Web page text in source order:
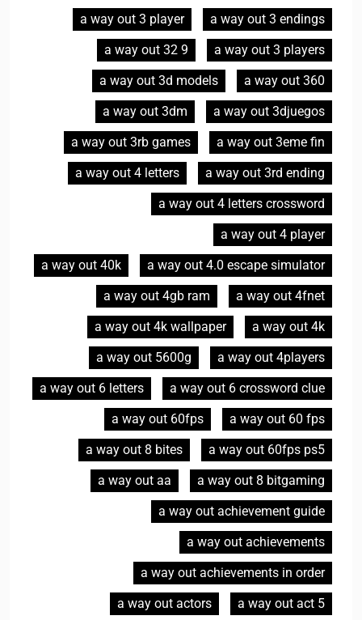
a way out 3 endings
a way out 3 player
a way out 3 players
a way out 32 9
a way out 360
a way out 3d models
a way out 3djuegos
a way out 3dm
a way out 3eme fin
a way out 3rb games
a way out 3rd ending
a way out 4 letters
a way out 4 letters crossword
a way out 4 player
a way out 4.0 escape simulator
a way out 40k
a way out 4fnet
a way out 4gb ram
a way out 4k
a way out 4k wallpaper
a way out 4players
a way out 5600g
a way out 6 crossword clue
a way out 6 letters
a way out 60 fps
a way out 60fps
a way out 60fps ps5
a way out 8 bites
a way out 8 bitgaming
a way out aa
a way out achievement guide
a way out achievements
a way out achievements in order
a way out act 5
a way out actors